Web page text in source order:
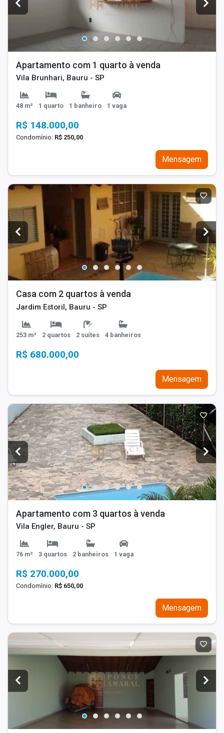
Apartamento com 1 quarto à venda
Vila Brunhari, Bauru - SP
48 m² 1 quarto 1 banheiro 1 vaga
R$ 148.000,00
Condomínio: R$ 250,00
Mensagem
Casa com 2 quartos à venda
Jardim Estoril, Bauru - SP
253 m² 2 quartos 2 suítes 4 banheiros
R$ 680.000,00
Mensagem
Apartamento com 3 quartos à venda
Vila Engler, Bauru - SP
76 m² 3 quartos 2 banheiros 1 vaga
R$ 270.000,00
Condomínio: R$ 650,00
Mensagem